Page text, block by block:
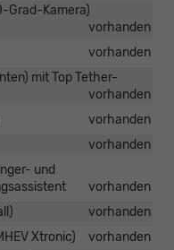
Grad-Kamera)
vorhanden
vorhanden
mit Top Tether-
vorhanden
vorhanden
vorhanden
und
vorhanden
vorhanden
Xtronic)
vorhanden